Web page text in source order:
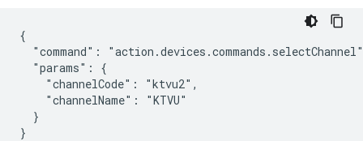
{
"command":
  "params": {
    "channelCode": "ktvu2",
    "channelName": "KTVU"
  }
}